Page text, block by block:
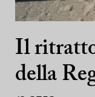
Il
della